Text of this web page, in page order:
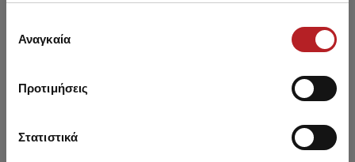
των υπηρεσιών τους.
συγκατάθεσης
Αναγκαία
Προτιμήσεις
Στατιστικά
-15%